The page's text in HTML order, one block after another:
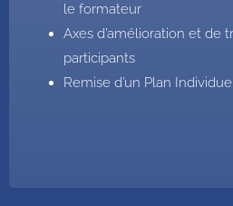
le formateur
Axes d’amélioration et de
participants
Remise d’un Plan